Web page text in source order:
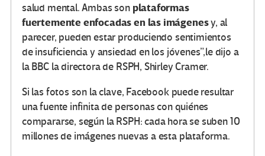
salud mental. Ambas son plataformas
fuertemente enfocadas en las imágenesy, al
parecer, pueden estar produciendo sentimientos
de insuficiencia y ansiedad en los jóvenes”,le dijo a
la BBC la directora de RSPH, Shirley Cramer.
Si las fotos son la clave, Facebook puede resultar
una fuente infinita de personas con quiénes
compararse, según la RSPH: cada hora se suben 10
millones de imágenes nuevas a esta plataforma.